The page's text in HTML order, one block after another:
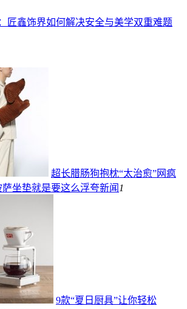
匠鑫饰界如何解决安全与美学双重难题
超长腊肠狗抱枕“太治愈”网疯
坐垫就是要这么浮夸新闻1
9款“夏日厨具”让你轻松